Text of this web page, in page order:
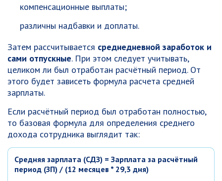
компенсационные выплаты;
различны надбавки и доплаты.
Затем рассчитывается среднедневной заработок и
сами отпускные. При этом следует учитывать,
целиком ли был отработан расчётный период. От
этого будет зависеть формула расчета средней
зарплаты.
Если расчётный период был отработан полностью,
то базовая формула для определения среднего
дохода сотрудника выглядит так:
Средняя зарплата (СДЗ) = Зарплата за расчётный
период (ЗП) / (12 месяцев * 29,3 дня)